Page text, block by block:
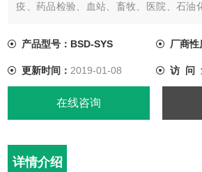
疫、药品检验、血站、畜牧、医院、石油
【GB8978-1996】中的一级、二级、三级
再利用。
产品型号：BSD-SYS 厂商性
更新时间： 2019-01-08 访 问
在线咨询
详情介绍